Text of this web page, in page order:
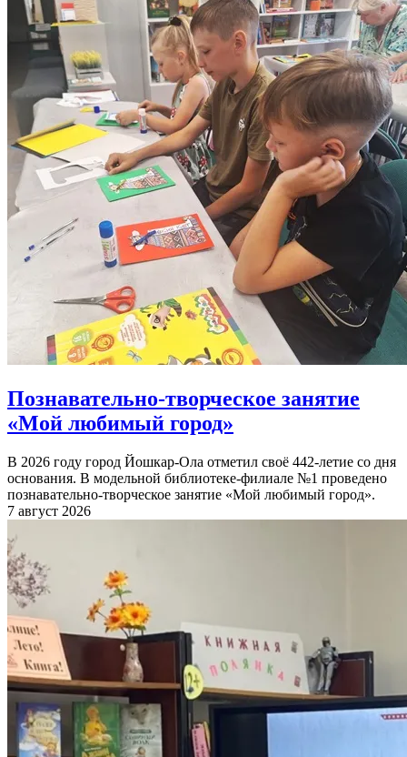
Познавательно-творческое занятие
«Мой любимый город»
В 2026 году город Йошкар-Ола отметил своё 442-летие со дня
основания. В модельной библиотеке-филиале №1 проведено
познавательно-творческое занятие «Мой любимый город».
7 август 2026